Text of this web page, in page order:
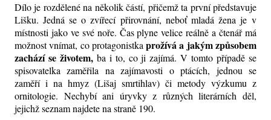
Dílo je rozdělené na několik částí, přičemž ta první představuje
Lišku. Jedná se o zvířecí přirovnání, neboť mladá žena je v
místnosti jako ve své noře. Čas plyne velice reálně a čtenář má
možnost vnímat, co protagonistkaprožívá a jakým způsobem
zachází se životem,ba i to, co ji zajímá. V tomto případě se
spisovatelka zaměřila na zajímavosti o ptácích, jednou se
zaměří i na hmyz (Lišaj smrtihlav) či metody výzkumu z
ornitologie. Nechybí ani úryvky z různých literárních děl,
jejichž seznam najdete na straně 190.